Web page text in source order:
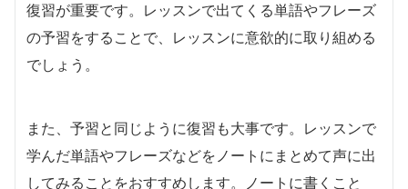
復習が重要です。レッスンで出てくる単語やフレーズ
の予習をすることで、レッスンに意欲的に取り組める
でしょう。
また、予習と同じように復習も大事です。レッスンで
学んだ単語やフレーズなどをノートにまとめて声に出
してみることをおすすめします。ノートに書くこと